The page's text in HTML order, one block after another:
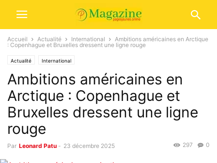
Accueil Actualité International
Ambitions américaines en Arctique
: Copenhague et Bruxelles dressent une ligne rouge
Actualité International
Ambitions américaines en
Arctique : Copenhague et
Bruxelles dressent une ligne
rouge
Par Leonard Patu - 23 décembre 2025 0
297